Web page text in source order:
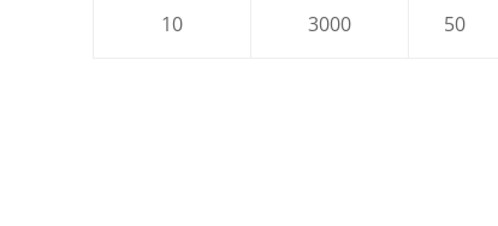
10 3000 50